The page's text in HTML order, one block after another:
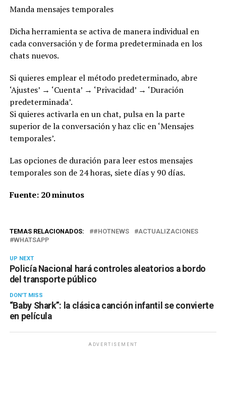
Manda mensajes temporales
Dicha herramienta se activa de manera individual en
cada conversación y de forma predeterminada en los
chats nuevos.
Si quieres emplear el método predeterminado, abre
‘Ajustes’ → ‘Cuenta’ → ‘Privacidad’ → ‘Duración
predeterminada’.
​Si quieres activarla en un chat, pulsa en la parte
superior de la conversación y haz clic en ‘Mensajes
temporales’.
Las opciones de duración para leer estos mensajes
temporales son de 24 horas, siete días y 90 días.
Fuente: 20 minutos
TEMAS RELACIONADOS: #HOTNEWS
ACTUALIZACIONES
WHATSAPP
UP NEXT
Policía Nacional hará controles aleatorios a bordo
del transporte público
DON'T MISS
“Baby Shark”: la clásica canción infantil se convierte
en película
ADVERTISEMENT